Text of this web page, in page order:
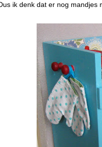
ik denk dat er nog mandjes